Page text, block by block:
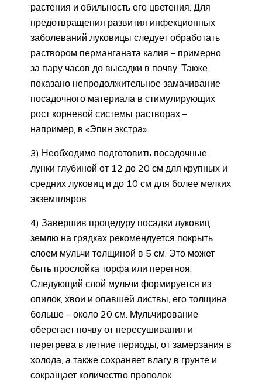
растения и обильность его цветения. Для
предотвращения развития инфекционных
заболеваний луковицы следует обработать
раствором перманганата калия – примерно
за пару часов до высадки в почву. Также
показано непродолжительное замачивание
посадочного материала в стимулирующих
рост корневой системы растворах –
например, в «Эпин экстра».
3) Необходимо подготовить посадочные
лунки глубиной от 12 до 20 см для крупных и
средних луковиц и до 10 см для более мелких
экземпляров.
4) Завершив процедуру посадки луковиц,
землю на грядках рекомендуется покрыть
слоем мульчи толщиной в 5 см. Это может
быть прослойка торфа или перегноя.
Следующий слой мульчи формируется из
опилок, хвои и опавшей листвы, его толщина
больше – около 20 см. Мульчирование
оберегает почву от пересушивания и
перегрева в летние периоды, от замерзания в
холода, а также сохраняет влагу в грунте и
сокращает количество прополок.